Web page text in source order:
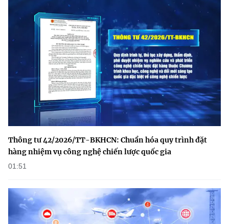
Thông tư 42/2026/TT-BKHCN: Chuẩn hóa quy trình đặt
hàng nhiệm vụ công nghệ chiến lược quốc gia
01:51